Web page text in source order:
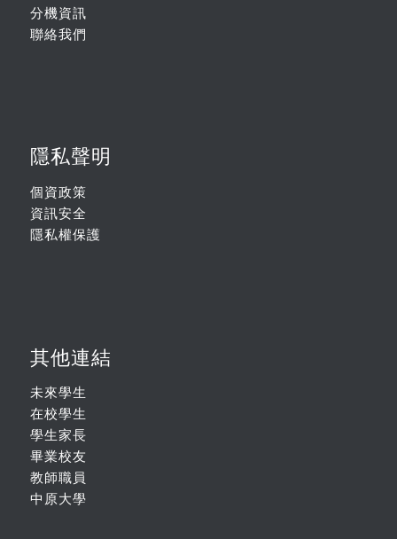
分機資訊
聯絡我們
隱私聲明
個資政策
資訊安全
隱私權保護
其他連結
未來學生
在校學生
學生家長
畢業校友
教師職員
中原大學